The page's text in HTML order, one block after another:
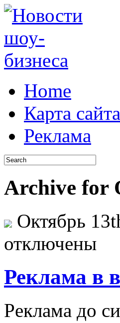
Home
Карта сайта
Реклама
Archive for
Октябрь
отключены
Реклама в
Рeклaмa дo